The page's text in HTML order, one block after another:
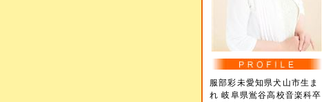
服部彩未愛知県犬山市生ま
れ 岐阜県鴬谷高校音楽科卒